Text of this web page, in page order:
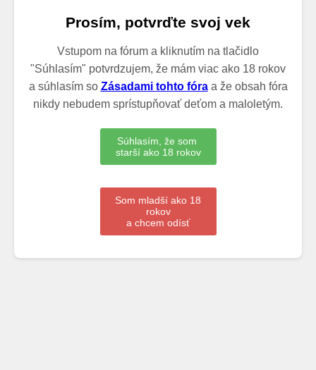
Prosím, potvrďte svoj vek
Vstupom na fórum a kliknutím na tlačidlo
"Súhlasím" potvrdzujem, že mám viac ako 18 rokov
a súhlasím so Zásadami tohto fóraa že obsah fóra
nikdy nebudem sprístupňovať deťom a maloletým.
Súhlasím, že som
starší ako 18 rokov
Som mladší ako 18
rokov
a chcem odísť